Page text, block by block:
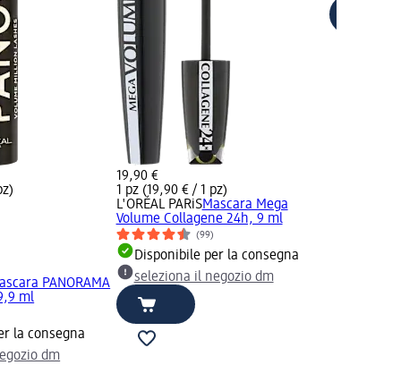
PANORAMA
ml
la consegna
dm
19,90 €
1 pz (19,90 € / 1 pz)
L'ORÉAL PARiSMascara Mega
Volume Collagene 24h, 9 ml
(99)
Disponibile per la consegna
seleziona il negozio dm